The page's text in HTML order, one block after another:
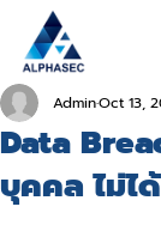
Data
บุคคล ไม่ไ
AdminOct 13,